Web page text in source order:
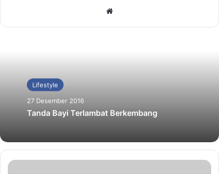
Lifestyle
27 Desember 2016
Tanda Bayi Terlambat Berkembang